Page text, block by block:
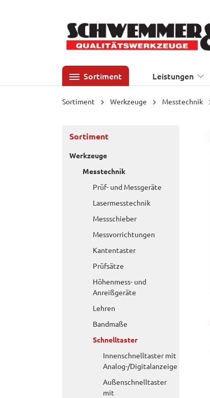
Sortiment Leistungen
Sortiment Werkzeuge Messtechnik
Sortiment
Werkzeuge
Messtechnik
Prüf- und Messgeräte
Lasermesstechnik
Messschieber
Messvorrichtungen
Kantentaster
Prüfsätze
Höhenmess- und
Anreißgeräte
Lehren
Bandmaße
Schnelltaster
Innenschnelltaster mit
Analog-/Digitalanzeige
Außenschnelltaster
mit